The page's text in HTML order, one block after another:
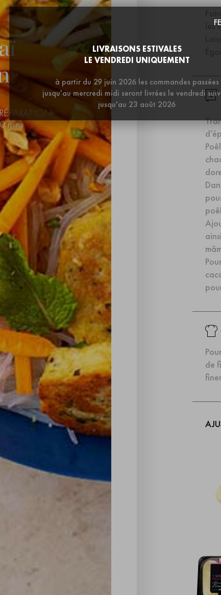
LIVRAISONS ESTIVALES
LE VENDREDI UNIQUEMENT
à partir du 29 juin 2026 les commandes passées
jusqu'au mercredi midi seront livrées le vendredi
jusqu'au 23 août 2026
min.
de